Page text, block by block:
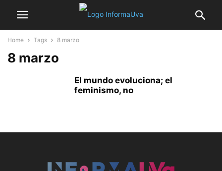
Home Tags 8 marzo
8 marzo
El mundo evoluciona; el
feminismo, no